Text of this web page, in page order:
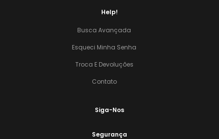
Help!
Busca Avançada
Esqueci Minha Senha
Troca E Devoluções
Contato
Siga-Nos
Segurança